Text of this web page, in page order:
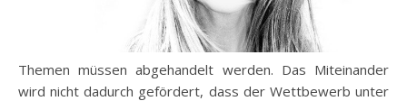
Themen müssen abgehandelt werden. Das Miteinander
wird nicht dadurch gefördert, dass der Wettbewerb unter